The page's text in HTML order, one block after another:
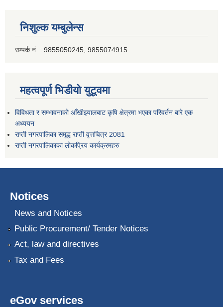
निशुल्क यम्बुलेन्स
सम्पर्क नं. : 9855050245, 9855074915
महत्वपूर्ण भिडीयो युटूवमा
विविधता र सम्भावनाको आँखीझ्यालबाट कृषि क्षेत्रमा भएका परिवर्तन बारे एक
अध्ययन
राप्ती नगरपालिका समृद्ध राप्ती वृत्तचित्र 2081
राप्ती नगरपालिकाका लोकप्रिय कार्यक्रमहरु
Notices
News and Notices
Public Procurement/ Tender Notices
Act, law and directives
Tax and Fees
eGov services